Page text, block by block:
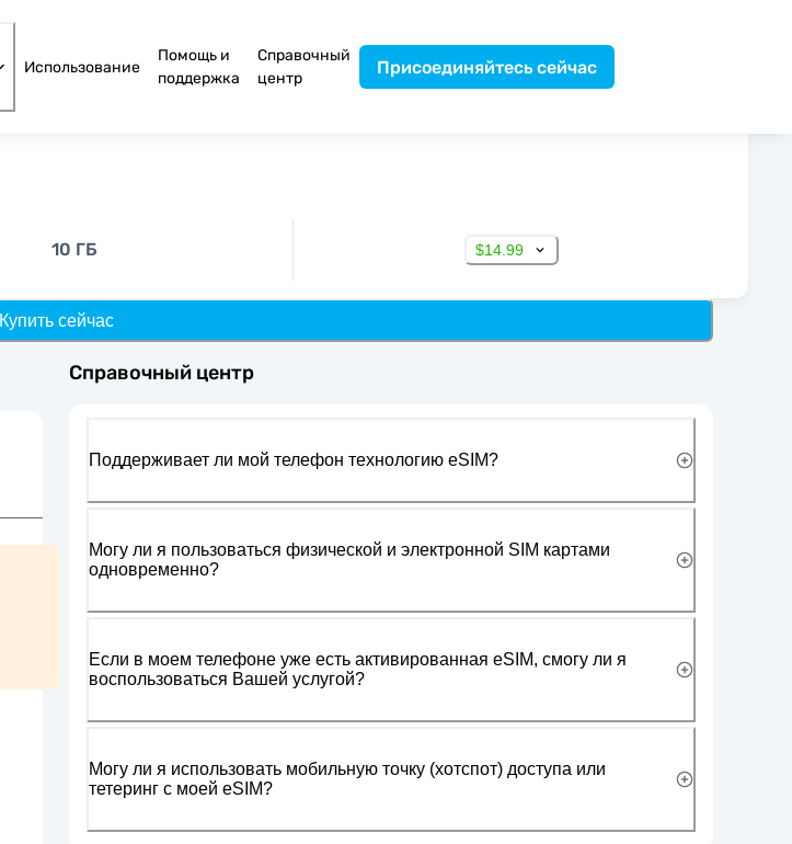
Использование
Помощь и
поддержка
Справочный
центр
Присоединяйтесь сейчас
10 ГБ $14.99
Купить сейчас
Справочный центр
Поддерживает ли мой телефон технологию eSIM?
Могу ли я пользоваться физической и электронной SIM картами
одновременно?
Если в моем телефоне уже есть активированная eSIM, смогу ли я
воспользоваться Вашей услугой?
Могу ли я использовать мобильную точку (хотспот) доступа или
тетеринг с моей eSIM?